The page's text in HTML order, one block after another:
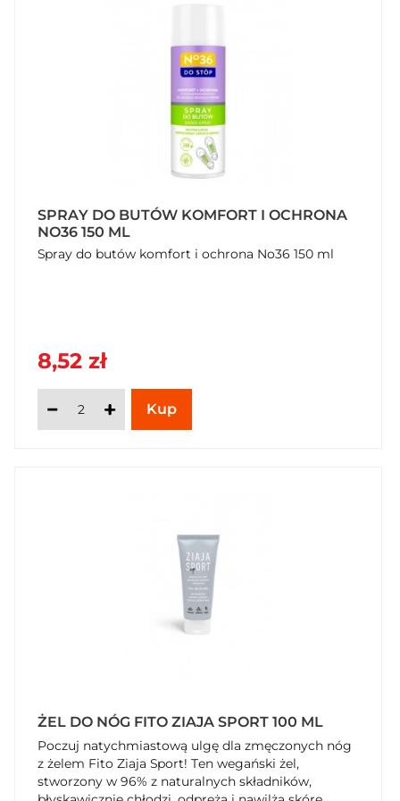
SPRAY DO BUTÓW KOMFORT I OCHRONA
NO36 150 ML
Spray do butów komfort i ochrona No36 150 ml
8,52 zł
ŻEL DO NÓG FITO ZIAJA SPORT 100 ML
Poczuj natychmiastową ulgę dla zmęczonych nóg
z żelem Fito Ziaja Sport! Ten wegański żel,
stworzony w 96% z naturalnych składników,